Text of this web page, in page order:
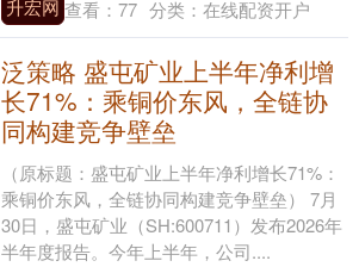
升宏网 查看： 77 分类： 在线配资开户
泛策略 盛屯矿业上半年净利增
长71%：乘铜价东风，全链协
同构建竞争壁垒
（原标题：盛屯矿业上半年净利增长71%：
乘铜价东风，全链协同构建竞争壁垒） 7月
30日，盛屯矿业（SH:600711）发布2026年
半年度报告。今年上半年，公司....